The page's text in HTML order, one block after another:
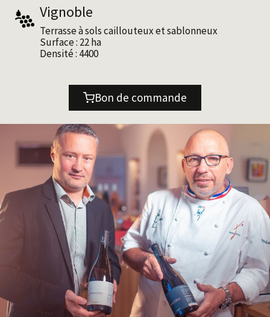
Vignoble
Terrasse à sols caillouteux et sablonneux
Surface : 22 ha
Densité : 4400
Bon de commande